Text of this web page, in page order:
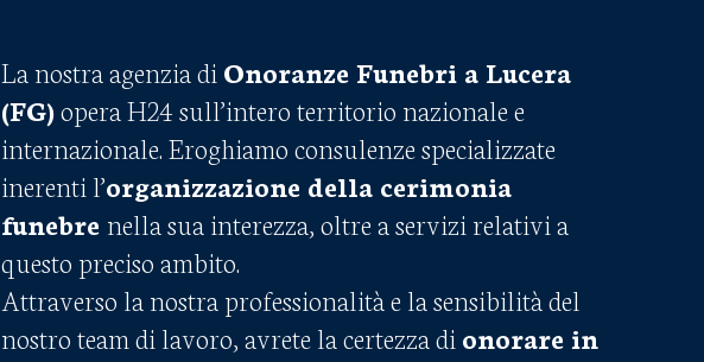
La nostra agenzia di Onoranze Funebri a Lucera
(FG)opera H24 sull’intero territorio nazionale e
internazionale.Eroghiamo consulenze specializzate
inerenti l’organizzazione della cerimonia
funebre nella sua interezza, oltre a servizi relativi a
questo preciso ambito.
Attraverso la nostra professionalità e la sensibilità del
nostro team di lavoro, avrete la certezza di onorare in